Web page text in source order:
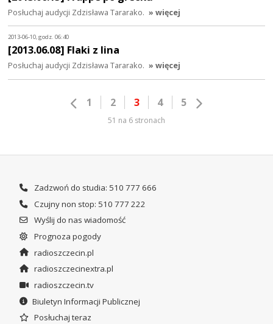
Posłuchaj audycji Zdzisława Tararako. » więcej
2013-06-10, godz. 06:40
[2013.06.08] Flaki z lina
Posłuchaj audycji Zdzisława Tararako. » więcej
1 2 3 4 5
51 na 6 stronach
Zadzwoń do studia: 510 777 666
Czujny non stop: 510 777 222
Wyślij do nas wiadomość
Prognoza pogody
radioszczecin.pl
radioszczecinextra.pl
radioszczecin.tv
Biuletyn Informacji Publicznej
Posłuchaj teraz